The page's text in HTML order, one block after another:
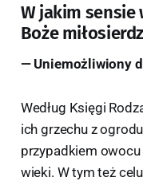
W jakim sensie
Boże
— Uniemożliwiony
Według Księgi
ich grzechu z
przypadkiem owocu
wieki. W tym też